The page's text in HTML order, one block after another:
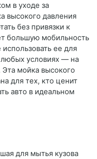
в уходе за
высокого давления
без привязки к
большую мобильность
ее для
любых условиях — на
мойка высокого
для тех, кто ценит
авто в идеальном
для мытья кузова